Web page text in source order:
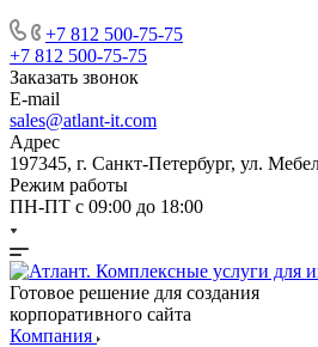
+7 812 500-75-75
+7 812 500-75-75
Заказать звонок
E-mail
sales@atlant-it.com
Адрес
197345, г. Санкт-Петербург, ул.
Режим работы
ПН-ПТ с 09:00 до 18:00
Готовое решение для создания
корпоративного сайта
Компания